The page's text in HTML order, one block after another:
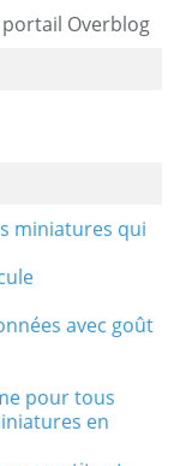
Overblog
miniatures qui
avec goût
pour tous
en